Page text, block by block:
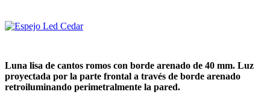
Luna lisa de cantos romos con borde arenado de 40 mm. Luz
proyectada por la parte frontal a través de borde arenado
retroiluminando perimetralmente la pared.